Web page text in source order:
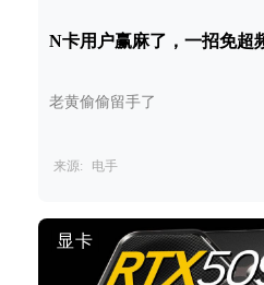
N卡用户赢麻了，一招免超
老黄偷偷留手了
来源: 电手
显卡